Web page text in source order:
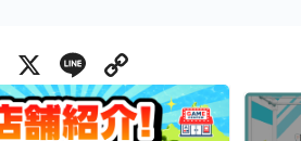
X Line